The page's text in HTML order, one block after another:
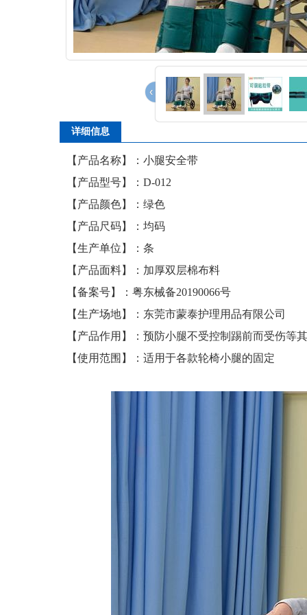
‹
详细信息
【产品名称】： 小腿安全带
【产品型号】：D-012
【产品颜色】：绿色
【产品尺码】：均码
【生产单位】：条
【产品面料】：加厚双层棉布料
【备案号】：粤东械备20190066号
【生产场地】：东莞市蒙泰护理用品有限公司
【产品作用】：预防小腿不受控制踢前而受伤等
【使用范围】：适用于各款轮椅小腿的固定